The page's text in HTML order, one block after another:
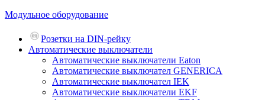
Модульное оборудование
Розетки на DIN-рейку
Автоматические выключатели
Автоматические выключатели Eaton
Автоматические выключател GENERICA
Автоматические выключател IEK
Автоматические выключатели EKF